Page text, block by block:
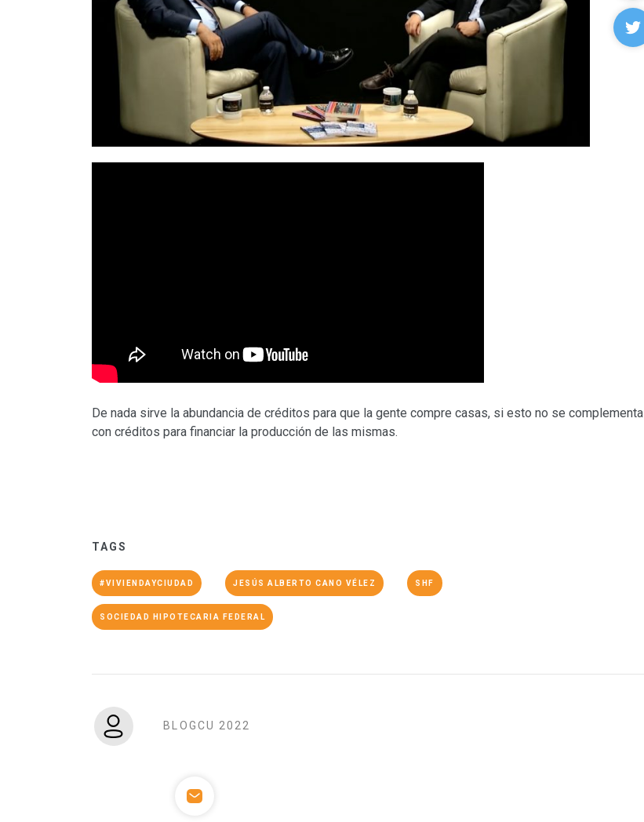
De nada sirve la abundancia de créditos para que la gente compre casas, si esto no se complementa
con créditos para financiar la producción de las mismas.
TAGS
#VIVIENDAYCIUDAD JESÚS ALBERTO CANO VÉLEZ SHF
SOCIEDAD HIPOTECARIA FEDERAL
BLOGCU 2022